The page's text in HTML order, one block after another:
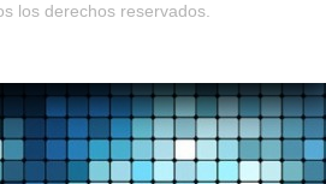
los derechos reservados.